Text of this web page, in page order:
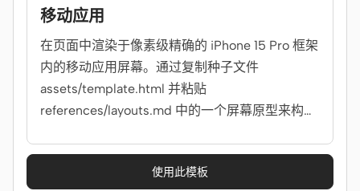
移动应用
在页面中渲染于像素级精确的 iPhone 15 Pro 框架
内的移动应用屏幕。通过复制种子文件
assets/template.html 并粘贴
references/layouts.md 中的一个屏幕原型来构
《Android 应用》、《手机屏幕》或《应用 UI》
使用此模板